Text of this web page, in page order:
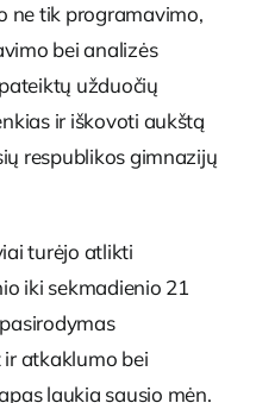
ne tik programavimo,
bei analizės
užduočių
ir iškovoti aukštą
respublikos gimnazijų
turėjo atlikti
iki sekmadienio 21
atkaklumo bei
laukia sausio mėn.